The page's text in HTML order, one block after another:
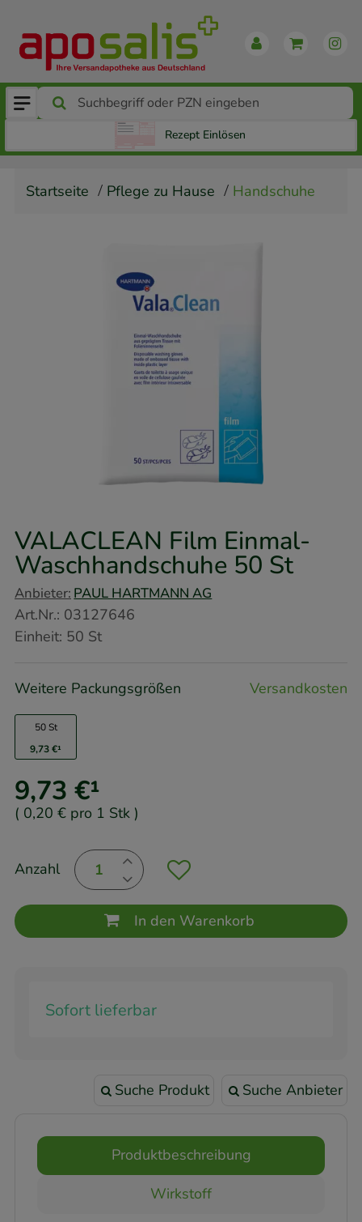
Rezept Einlösen
Startseite Pflege zu Hause Handschuhe
VALACLEAN Film Einmal-
Waschhandschuhe 50 St
Anbieter: PAUL HARTMANN AG
Art.Nr.: 03127646
Einheit: 50 St
Weitere Packungsgrößen Versandkosten
50 St
9,73 €¹
9,73 €¹
( 0,20 € pro 1 Stk )
Anzahl
In den Warenkorb
Sofort lieferbar
Suche Produkt Suche Anbieter
Produktbeschreibung
Wirkstoff